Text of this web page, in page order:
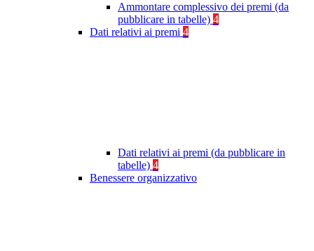
Ammontare complessivo dei premi (da
pubblicare in tabelle) 4
Dati relativi ai premi 4
Dati relativi ai premi (da pubblicare in
tabelle) 4
Benessere organizzativo